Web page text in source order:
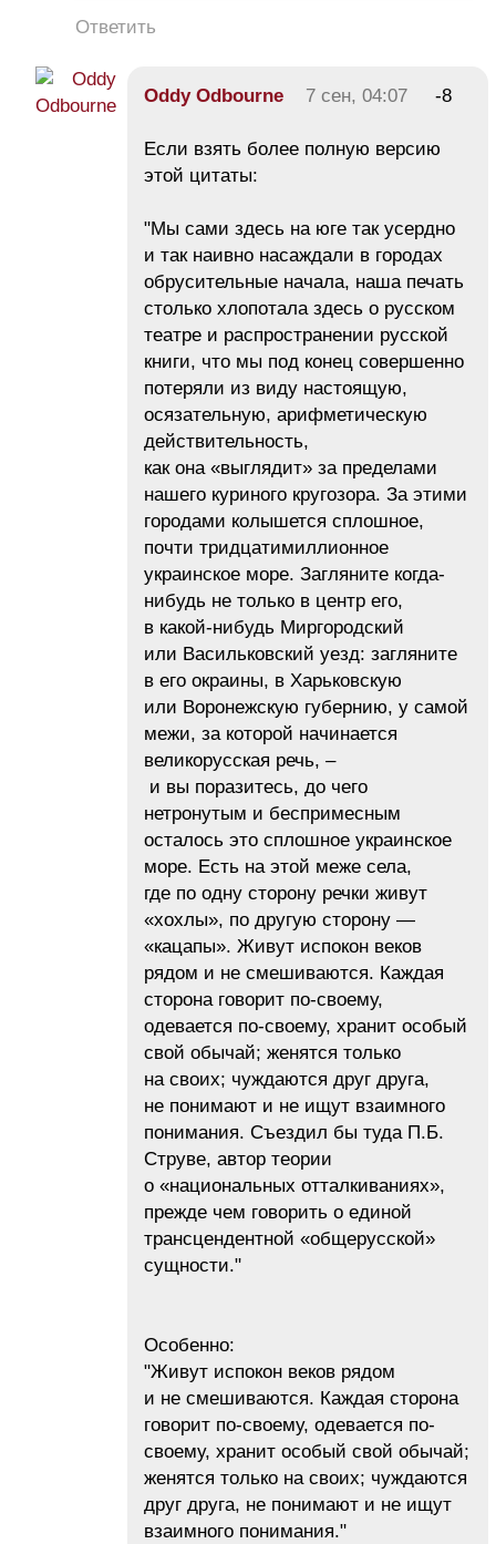
Ответить
Oddy Odbourne 7 сен, 04:07 -8
Если взять более полную версию
этой цитаты:
"Мы сами здесь на юге так усердно
и так наивно насаждали в городах
обрусительные начала, наша печать
столько хлопотала здесь о русском
театре и распространении русской
книги, что мы под конец совершенно
потеряли из виду настоящую,
осязательную, арифметическую
действительность,
как она «выглядит» за пределами
нашего куриного кругозора. За этими
городами колышется сплошное,
почти тридцатимиллионное
украинское море. Загляните когда-
нибудь не только в центр его,
в какой-нибудь Миргородский
или Васильковский уезд: загляните
в его окраины, в Харьковскую
или Воронежскую губернию, у самой
межи, за которой начинается
великорусская речь, –
и вы поразитесь, до чего
нетронутым и беспримесным
осталось это сплошное украинское
море. Есть на этой меже села,
где по одну сторону речки живут
«xoxлы», по другую сторону —
«кацапы». Живут испокон веков
рядом и не смешиваются. Каждая
сторона говорит по-своему,
одевается по-своему, хранит особый
свой обычай; женятся только
на своих; чуждаются друг друга,
не понимают и не ищут взаимного
понимания. Съездил бы туда П.Б.
Струве, автор теории
о «национальных отталкиваниях»,
прежде чем говорить о единой
трансцендентной «общерусской»
сущности."
Особенно:
"Живут испокон веков рядом
и не смешиваются. Каждая сторона
говорит по-своему, одевается по-
своему, хранит особый свой обычай;
женятся только на своих; чуждаются
друг друга, не понимают и не ищут
взаимного понимания."